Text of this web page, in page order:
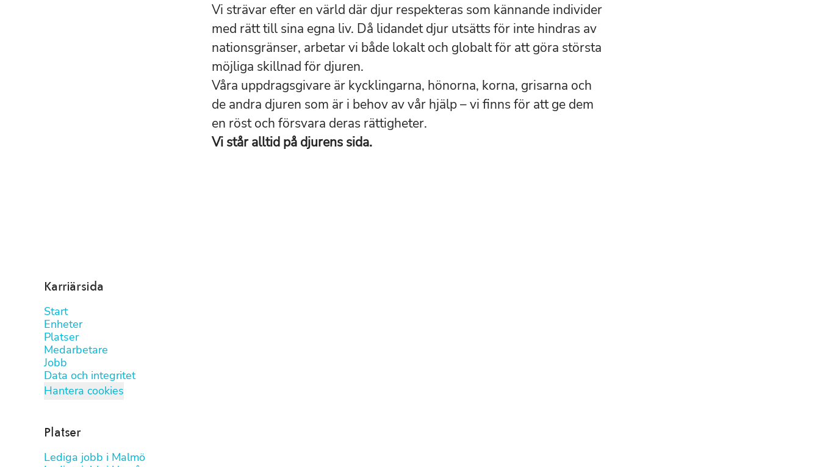
Vi strävar efter en värld där djur respekteras som kännande individer
med rätt till sina egna liv. Då lidandet djur utsätts för inte hindras av
nationsgränser, arbetar vi både lokalt och globalt för att göra största
möjliga skillnad för djuren.
Våra uppdragsgivare är kycklingarna, hönorna, korna, grisarna och
de andra djuren som är i behov av vår hjälp – vi finns för att ge dem
en röst och försvara deras rättigheter.
Vi står alltid på djurens sida.
Karriärsida
Start
Enheter
Platser
Medarbetare
Jobb
Data och integritet
Hantera cookies
Platser
Lediga jobb i Malmö